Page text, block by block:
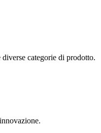
categorie di prodotto.